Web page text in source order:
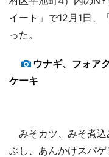
イート」で12月1日、
った。
ウナギ、フォア
ケーキ
みそカツ、みそ煮込
ぶし、あんかけスパ